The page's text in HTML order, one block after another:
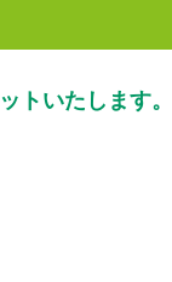
トいたします。